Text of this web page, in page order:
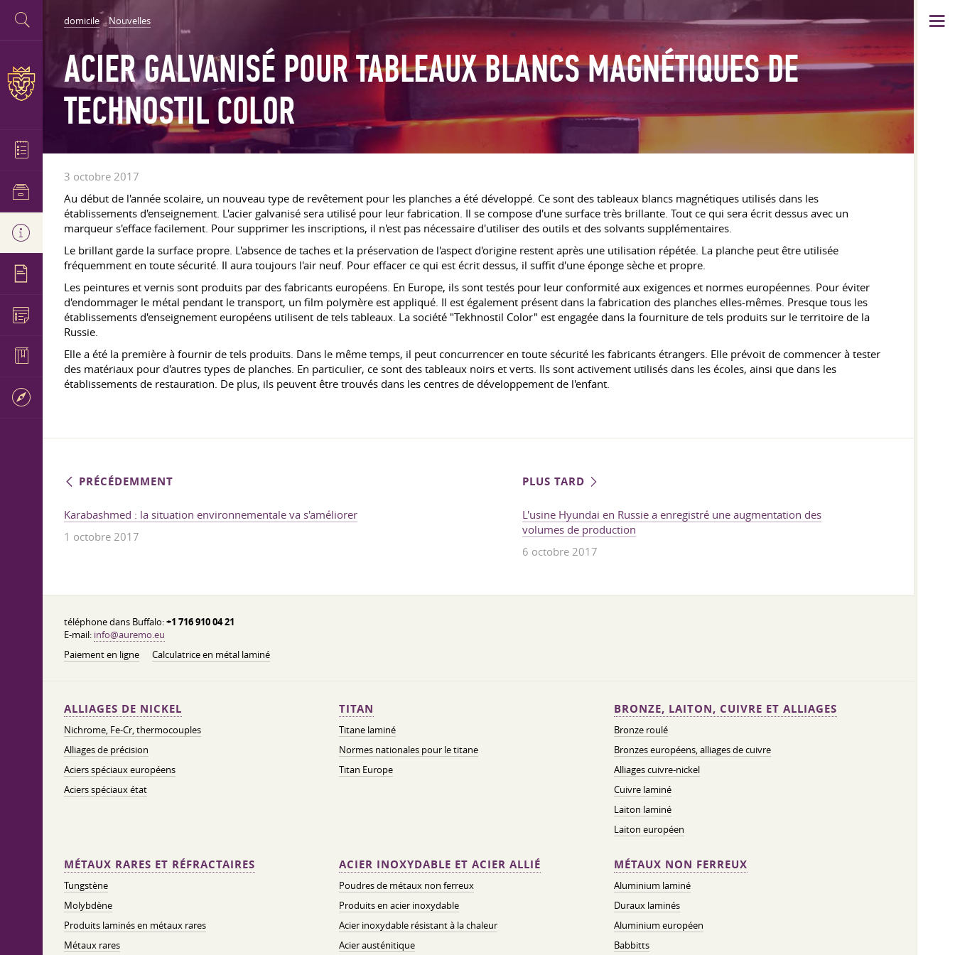
domicile Nouvelles
ACIER GALVANISÉ POUR TABLEAUX BLANCS MAGNÉTIQUES DE
TECHNOSTIL COLOR
3 octobre 2017
Au début de l'année scolaire, un nouveau type de revêtement pour les planches a été développé. Ce sont des tableaux blancs magnétiques utilisés dans les
établissements d'enseignement. L'acier galvanisé sera utilisé pour leur fabrication. Il se compose d'une surface très brillante. Tout ce qui sera écrit dessus avec un
marqueur s'efface facilement. Pour supprimer les inscriptions, il n'est pas nécessaire d'utiliser des outils et des solvants supplémentaires.
Le brillant garde la surface propre. L'absence de taches et la préservation de l'aspect d'origine restent après une utilisation répétée. La planche peut être utilisée
fréquemment en toute sécurité. Il aura toujours l'air neuf. Pour effacer ce qui est écrit dessus, il suffit d'une éponge sèche et propre.
Les peintures et vernis sont produits par des fabricants européens. En Europe, ils sont testés pour leur conformité aux exigences et normes européennes. Pour éviter
d'endommager le métal pendant le transport, un film polymère est appliqué. Il est également présent dans la fabrication des planches elles-mêmes. Presque tous les
établissements d'enseignement européens utilisent de tels tableaux. La société "Tekhnostil Color" est engagée dans la fourniture de tels produits sur le territoire de la
Russie.
Elle a été la première à fournir de tels produits. Dans le même temps, il peut concurrencer en toute sécurité les fabricants étrangers. Elle prévoit de commencer à tester
des matériaux pour d'autres types de planches. En particulier, ce sont des tableaux noirs et verts. Ils sont activement utilisés dans les écoles, ainsi que dans les
établissements de restauration. De plus, ils peuvent être trouvés dans les centres de développement de l'enfant.
PRÉCÉDEMMENT
Karabashmed : la situation environnementale va s'améliorer
1 octobre 2017
PLUS TARD
L'usine Hyundai en Russie a enregistré une augmentation des
volumes de production
6 octobre 2017
téléphone dans Buffalo:+1 716 910 04 21
E-mail: info@auremo.eu
Paiement en ligne
Calculatrice en métal laminé
ALLIAGES DE NICKEL
Nichrome, Fe-Cr, thermocouples
Alliages de précision
Aciers spéciaux européens
Aciers spéciaux état
TITAN
Titane laminé
Normes nationales pour le titane
Titan Europe
BRONZE, LAITON, CUIVRE ET ALLIAGES
Bronze roulé
Bronzes européens, alliages de cuivre
Alliages cuivre-nickel
Cuivre laminé
Laiton laminé
Laiton européen
MÉTAUX RARES ET RÉFRACTAIRES
Tungstène
Molybdène
Produits laminés en métaux rares
Métaux rares
ACIER INOXYDABLE ET ACIER ALLIÉ
Poudres de métaux non ferreux
Produits en acier inoxydable
Acier inoxydable résistant à la chaleur
Acier austénitique
MÉTAUX NON FERREUX
Aluminium laminé
Duraux laminés
Aluminium européen
Babbitts